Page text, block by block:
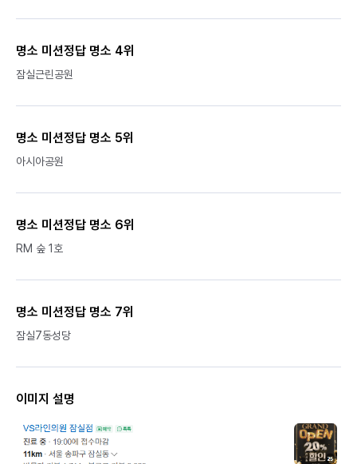
명소 미션정답 명소 4위
잠실근린공원
명소 미션정답 명소 5위
아시아공원
명소 미션정답 명소 6위
RM 숲 1호
명소 미션정답 명소 7위
잠실7동성당
이미지 설명